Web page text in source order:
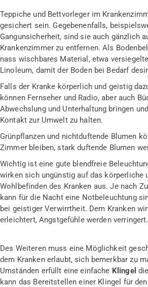
Teppiche und Bettvorleger im
gesichert sein. Gegebenenfalls,
Gangunsicherheit, sind sie auch gänzlich
Krankenzimmer zu entfernen. Als
nass wischbares Material, etwa
Linoleum, damit der Boden bei Bedarf
Falls der Kranke körperlich und geistig
können Fernseher und Radio, aber auch
Abwechslung und Unterhaltung bringen
Kontakt zur Umwelt zu halten.
Grünpflanzen und nichtduftende Blumen
Zimmer bleiben, stark duftende Blumen
Wichtig ist eine gute blendfreie
wirken sich ungünstig auf das körperliche
Wohlbefinden des Kran­ken aus. Je nach
kann für die Nacht eine Notbeleuchtung
bei geistiger Verwirrtheit. Dem Kranken
erleichtert, Angstgefühle werden verringert.
Des Weiteren muss eine Möglichkeit
dem Kranken erlaubt, sich bemerkbar zu
Umständen erfüllt eine einfache Klingel
kann das Bereitstellen einer Klingel für